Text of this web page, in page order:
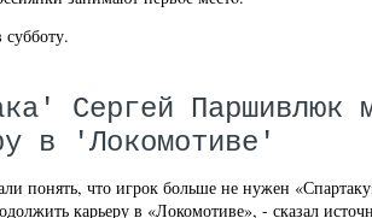
Сергей Паршивлюк
в 'Локомотиве'
понять, что игрок больше не нужен
карьеру в «Локомотиве», - сказал